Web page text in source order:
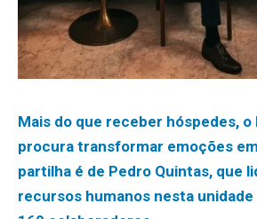
Mais do que receber hóspedes,
procura transformar emoções
partilha é de Pedro Quintas, que
recursos humanos nesta